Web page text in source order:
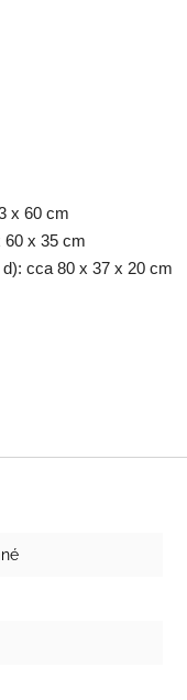
x 60 cm
x 35 cm
cca 80 x 37 x 20 cm